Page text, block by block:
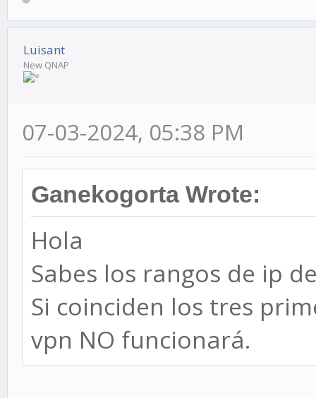
Luisant
New QNAP
07-03-2024, 05:38 PM
Ganekogorta Wrote:
Hola
Sabes los rangos de ip
Si coinciden los tres
vpn NO funcionará.